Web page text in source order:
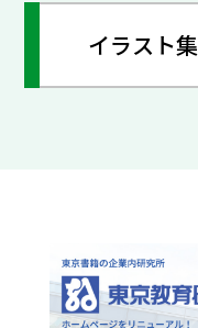
イラスト集